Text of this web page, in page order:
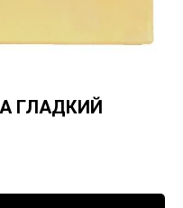
ГЛАДКИЙ